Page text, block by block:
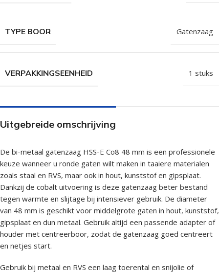
TYPE BOOR Gatenzaag
VERPAKKINGSEENHEID 1 stuks
Uitgebreide omschrijving
De bi-metaal gatenzaag HSS-E Co8 48 mm is een professionele
keuze wanneer u ronde gaten wilt maken in taaiere materialen
zoals staal en RVS, maar ook in hout, kunststof en gipsplaat.
Dankzij de cobalt uitvoering is deze gatenzaag beter bestand
tegen warmte en slijtage bij intensiever gebruik. De diameter
van 48 mm is geschikt voor middelgrote gaten in hout, kunststof,
gipsplaat en dun metaal. Gebruik altijd een passende adapter of
houder met centreerboor, zodat de gatenzaag goed centreert
en netjes start.
Gebruik bij metaal en RVS een laag toerental en snijolie of